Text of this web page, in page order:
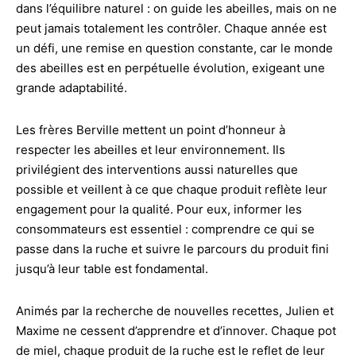
dans l’équilibre naturel : on guide les abeilles, mais on ne
peut jamais totalement les contrôler. Chaque année est
un défi, une remise en question constante, car le monde
des abeilles est en perpétuelle évolution, exigeant une
grande adaptabilité.
Les frères Berville mettent un point d’honneur à
respecter les abeilles et leur environnement. Ils
privilégient des interventions aussi naturelles que
possible et veillent à ce que chaque produit reflète leur
engagement pour la qualité. Pour eux, informer les
consommateurs est essentiel : comprendre ce qui se
passe dans la ruche et suivre le parcours du produit fini
jusqu’à leur table est fondamental.
Animés par la recherche de nouvelles recettes, Julien et
Maxime ne cessent d’apprendre et d’innover. Chaque pot
de miel, chaque produit de la ruche est le reflet de leur